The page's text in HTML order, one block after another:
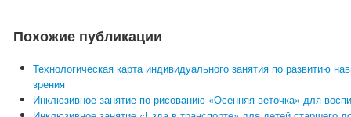
Похожие публикации
Технологическая карта индивидуального занятия по развитию
зрения
Инклюзивное занятие по рисованию «Осенняя веточка» для